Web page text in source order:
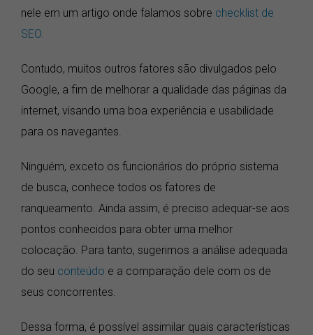
nele em um artigo onde falamos sobre checklist de
SEO.
Contudo, muitos outros fatores são divulgados pelo
Google, a fim de melhorar a qualidade das páginas da
internet, visando uma boa experiência e usabilidade
para os navegantes.
Ninguém, exceto os funcionários do próprio sistema
de busca, conhece todos os fatores de
ranqueamento. Ainda assim, é preciso adequar-se aos
pontos conhecidos para obter uma melhor
colocação. Para tanto, sugerimos a análise adequada
do seu conteúdo e a comparação dele com os de
seus concorrentes.
Dessa forma, é possível assimilar quais características